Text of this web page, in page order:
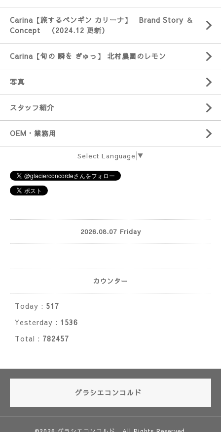
Carina【旅するペンギン カリーナ】 Brand Story ＆
Concept （2024.12 更新）
Carina【旬の 瞬を ぎゅっ】 北村農園のレモン
写真
スタッフ紹介
OEM・業務用
Select Language ▼
2026.08.07 Friday
カウンター
Today : 517
Yesterday : 1536
Total : 782457
グラシエコンコルド